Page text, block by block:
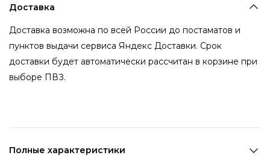
Доставка
Доставка возможна по всей России до постаматов и
пунктов выдачи сервиса Яндекс Доставки. Срок
доставки будет автоматически рассчитан в корзине при
выборе ПВЗ.
Полные характеристики